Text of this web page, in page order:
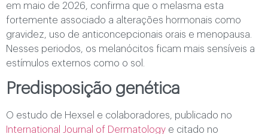
em maio de 2026, confirma que o melasma esta
fortemente associado a alterações hormonais como
gravidez, uso de anticoncepcionais orais e menopausa.
Nesses periodos, os melanócitos ficam mais sensíveis a
estímulos externos como o sol.
Predisposição genética
O estudo de Hexsel e colaboradores, publicado no
International Journal of Dermatology e citado no